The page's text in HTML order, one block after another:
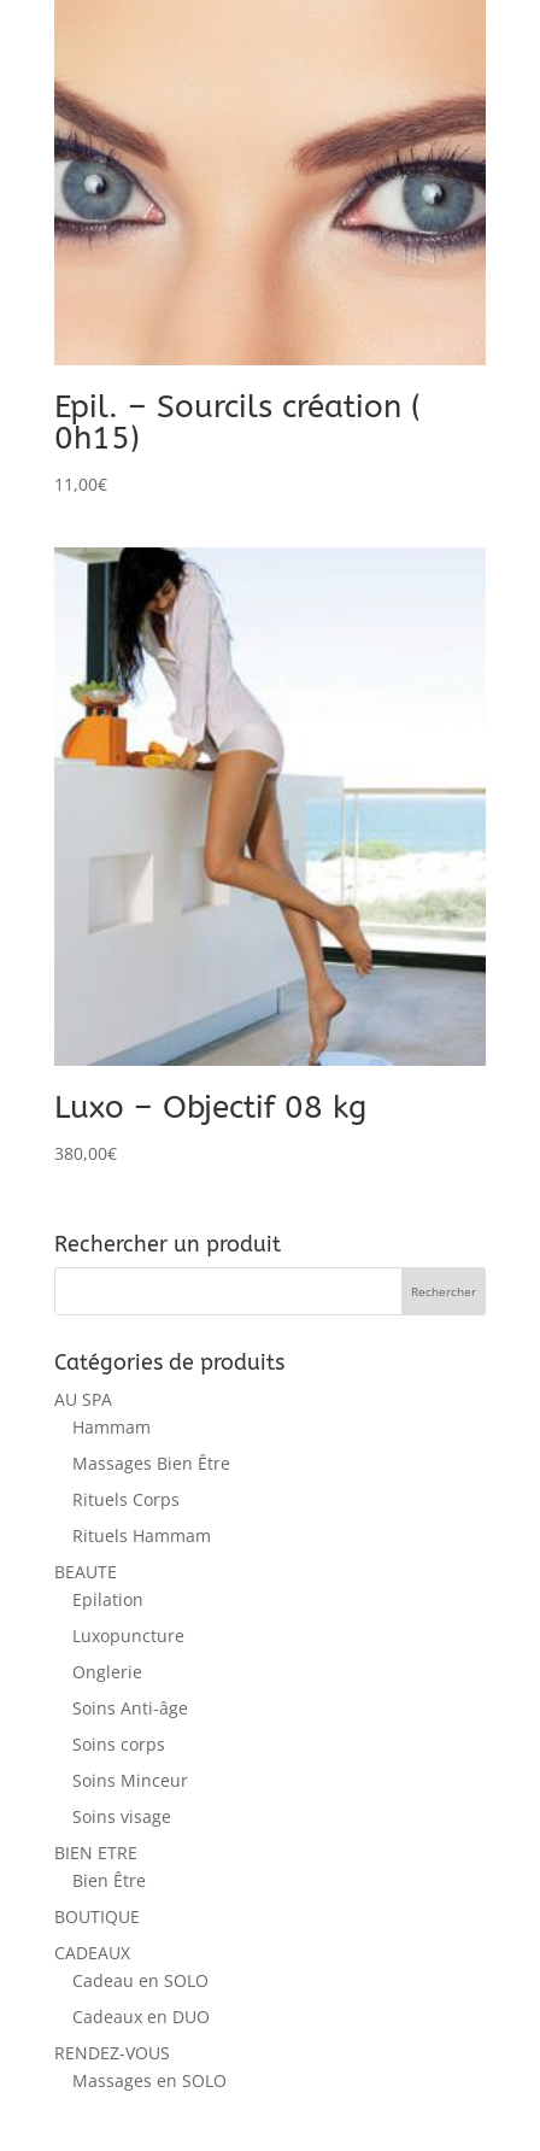
Epil. – Sourcils création (
0h15)
11,00€
Luxo – Objectif 08 kg
380,00€
Rechercher un produit
Catégories de produits
AU SPA
Hammam
Massages Bien Être
Rituels Corps
Rituels Hammam
BEAUTE
Epilation
Luxopuncture
Onglerie
Soins Anti-âge
Soins corps
Soins Minceur
Soins visage
BIEN ETRE
Bien Être
BOUTIQUE
CADEAUX
Cadeau en SOLO
Cadeaux en DUO
RENDEZ-VOUS
Massages en SOLO